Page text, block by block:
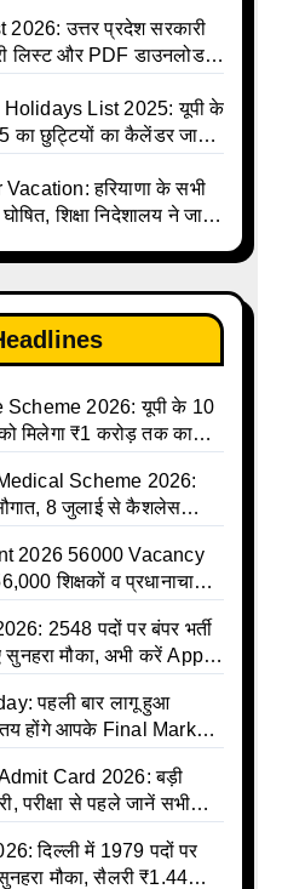
Talika 2026 | UP
suchi | UP
School Holidays
उत्तर प्रदेश सरकारी
लिस्ट और PDF डाउनलोड
| Up Holidays List |
List 2025: यूपी के
का छुट्टियों का कैलेंडर जारी |
2025 | UP
suchi | UP
School Holidays
हरियाणा के सभी
शिक्षा निदेशालय ने जारी
Scheme 2026: यूपी के 10
मिलेगा ₹1 करोड़ तक का
Scheme 2026:
8 जुलाई से कैशलेस
2026 56000 Vacancy
शिक्षकों व प्रधानाचार्यों
2548 पदों पर बंपर भर्ती
मौका, अभी करें Apply
पहली बार लागू हुआ
होंगे आपके Final Marks
Card 2026: बड़ी
परीक्षा से पहले जानें सभी
दिल्ली में 1979 पदों पर
मौका, सैलरी ₹1.44